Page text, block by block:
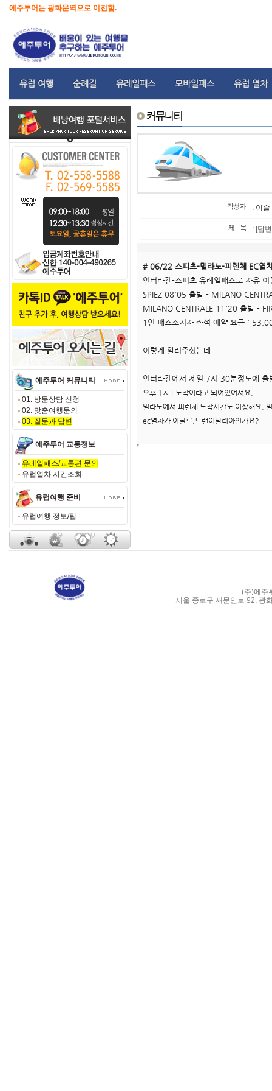
에주투어는 광화문역으로 이전함.
유럽 여행 순례길 유레일패스 모바일패스 유럽 열차
에주투어 커뮤니티
01. 방문상담 신청
02. 맞춤여행문의
03. 질문과 답변
에주투어 교통정보
유레일패스/교통편 문의
유럽열차 시간조회
유럽여행 준비
유럽여행 정보/팁
: 이슬
: [답
# 06/22 스피츠-밀라노-피렌체 EC열
인터라켄-스피츠 유레일패스로 자유 이
SPIEZ 08:05 출발 - MILANO
MILANO CENTRALE 11:20 출발 -
1인 패스소지자 좌석 예약 요금 :
이렇게 알려주셨는데
인터라켄에서 제일 7시 30분정도에
오후 1ㅅㅣ도착이라고 되어있어서요.
밀라노에서 피렌체 도착시간도 이상해요.
ec열차가 이딸로,트랜이탈리아인가요?
(주)에주
서울 종로구 새문안로 92, 광